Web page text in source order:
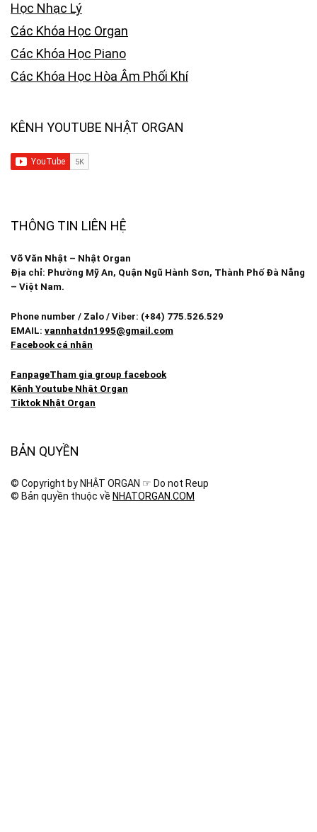
Học Nhạc Lý
Các Khóa Học Organ
Các Khóa Học Piano
Các Khóa Học Hòa Âm Phối Khí
KÊNH YOUTUBE NHẬT ORGAN
THÔNG TIN LIÊN HỆ
Võ Văn Nhật – Nhật Organ
Địa chỉ: Phường Mỹ An, Quận Ngũ Hành Sơn, Thành Phố Đà Nẵng
– Việt Nam.
Phone number / Zalo / Viber: (+84) 775.526.529
EMAIL: vannhatdn1995@gmail.com
Facebook cá nhân
FanpageTham gia group facebook
Kênh Youtube Nhật Organ
Tiktok Nhật Organ
BẢN QUYỀN
© Copyright by NHẬT ORGAN ☞ Do not Reup
© Bản quyền thuộc về NHATORGAN.COM